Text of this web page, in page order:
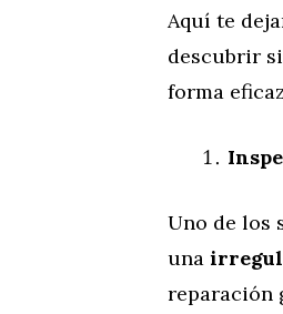
Aquí te
descubrir
forma
Uno de los
una
reparación